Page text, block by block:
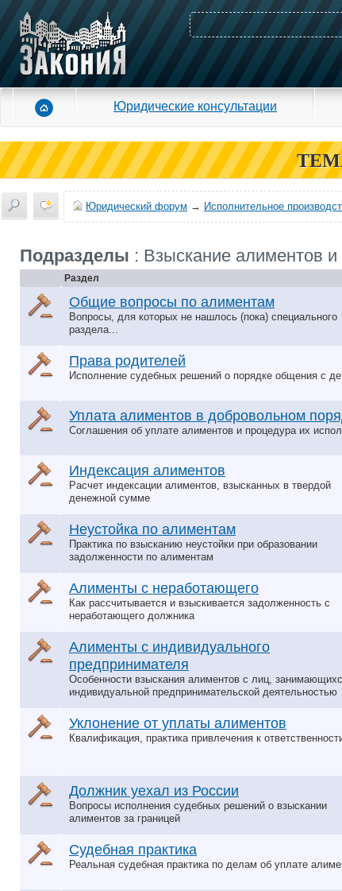
Юридические консультации
Юридический форум → Исполнительное
Подразделы : Взыскание алиментов
Раздел
Общие вопросы по алиментам
Вопросы, для которых не нашлось (пока) специального
раздела...
Права родителей
Исполнение судебных решений о порядке общения с
Уплата алиментов в добровольном
Соглашения об уплате алиментов и процедура их
Индексация алиментов
Расчет индексации алиментов, взысканных в твердой
денежной сумме
Неустойка по алиментам
Практика по взысканию неустойки при образовании
задолженности по алиментам
Алименты с неработающего
Как рассчитывается и взыскивается задолженность с
неработающего должника
Алименты с индивидуального
предпринимателя
Особенности взыскания алиментов с лиц,
индивидуальной предпринимательской деятельностью
Уклонение от уплаты алиментов
Квалификация, практика привлечения к
Должник уехал из России
Вопросы исполнения судебных решений о взыскании
алиментов за границей
Судебная практика
Реальная судебная практика по делам об уплате